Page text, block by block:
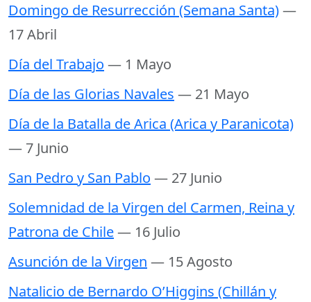
Domingo de Resurrección (Semana Santa)—
17 Abril
Día del Trabajo — 1 Mayo
Día de las Glorias Navales — 21 Mayo
Día de la Batalla de Arica (Arica y Paranicota)
— 7 Junio
San Pedro y San Pablo — 27 Junio
Solemnidad de la Virgen del Carmen, Reina y
Patrona de Chile— 16 Julio
Asunción de la Virgen — 15 Agosto
Natalicio de Bernardo O’Higgins (Chillán y